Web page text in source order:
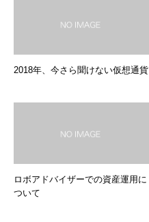
2018年、今さら聞けない仮想通貨
ロボアドバイザーでの資産運用に
ついて